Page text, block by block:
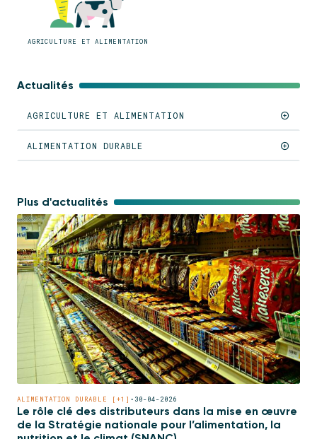
AGRICULTURE ET ALIMENTATION
Actualités
AGRICULTURE ET ALIMENTATION
ALIMENTATION DURABLE
Plus d'actualités
ALIMENTATION DURABLE [+1] • 30-04-2026
Le rôle clé des distributeurs dans la mise en œuvre
de la Stratégie nationale pour l’alimentation, la